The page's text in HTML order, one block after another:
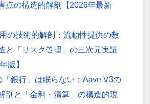
点の構造的解剖【2026年最新
の技術的解剖：流動性提供の数
と「リスク管理」の三次元実証
版】
「銀行」は眠らない：Aave V3の
剖と「金利・清算」の構造的現